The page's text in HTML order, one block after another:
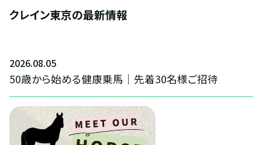
乗馬体験・クラブ検索
クレイン東京の最新情報
2026.08.05
50歳から始める健康乗馬｜先着30名様ご招待